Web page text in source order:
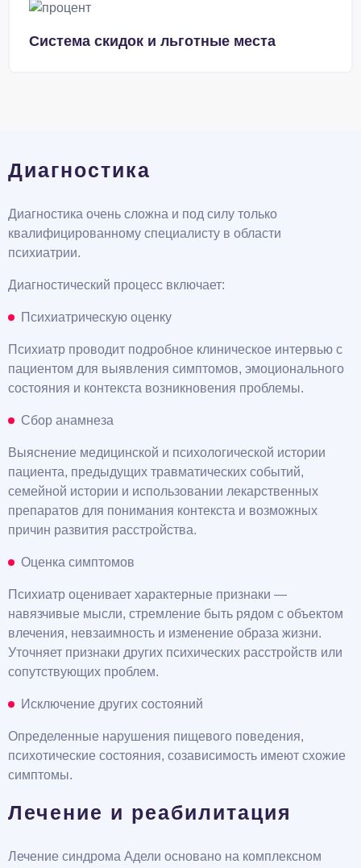
Система скидок и льготные места
Диагностика
Диагностика очень сложна и под силу только
квалифицированному специалисту в области
психиатрии.
Диагностический процесс включает:
Психиатрическую оценку
Психиатр проводит подробное клиническое интервью с
пациентом для выявления симптомов, эмоционального
состояния и контекста возникновения проблемы.
Сбор анамнеза
Выяснение медицинской и психологической истории
пациента, предыдущих травматических событий,
семейной истории и использовании лекарственных
препаратов для понимания контекста и возможных
причин развития расстройства.
Оценка симптомов
Психиатр оценивает характерные признаки —
навязчивые мысли, стремление быть рядом с объектом
влечения, невзаимность и изменение образа жизни.
Уточняет признаки других психических расстройств или
сопутствующих проблем.
Исключение других состояний
Определенные нарушения пищевого поведения,
психотические состояния, созависимость имеют схожие
симптомы.
Лечение и реабилитация
Лечение синдрома Адели основано на комплексном